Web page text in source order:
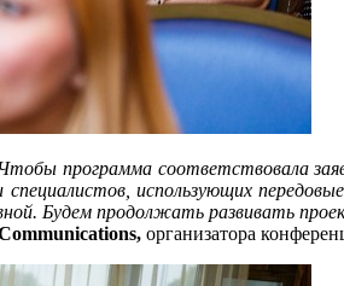
программа соответствовала
использующих
Будем продолжать развивать
организатора